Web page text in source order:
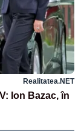
Realitatea.NET
Ion Bazac, în